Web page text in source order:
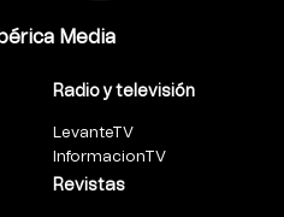
Media
Radio y televisión
LevanteTV
InformacionTV
Revistas